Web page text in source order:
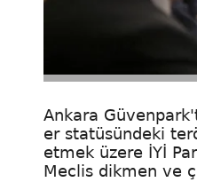
Ankara
er statüsündeki
etmek üzere İYİ
Meclis dikmen ve